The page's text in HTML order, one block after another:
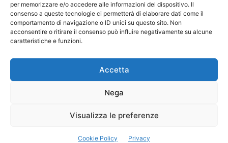
per memorizzare e/o accedere alle informazioni del dispositivo. Il
consenso a queste tecnologie ci permetterà di elaborare dati come il
comportamento di navigazione o ID unici su questo sito. Non
acconsentire o ritirare il consenso può influire negativamente su alcune
caratteristiche e funzioni.
Accetta
Nega
Visualizza le preferenze
Cookie Policy Privacy
Federazione Nazionale Degli Ordini dei Biologi:
codice fiscale 80069130583
Responsabile sito internet www.fnob.it:
Privacy Policy Cookie Policy
Rights Reserved.